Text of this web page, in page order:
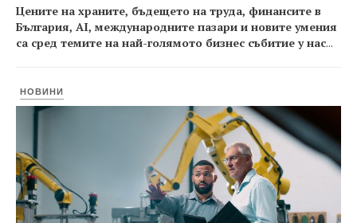
Цените на храните, бъдещето на труда, финансите в
България, AI, международните пазари и новите умения
са сред темите на най-голямото бизнес събитие у нас...
НОВИНИ